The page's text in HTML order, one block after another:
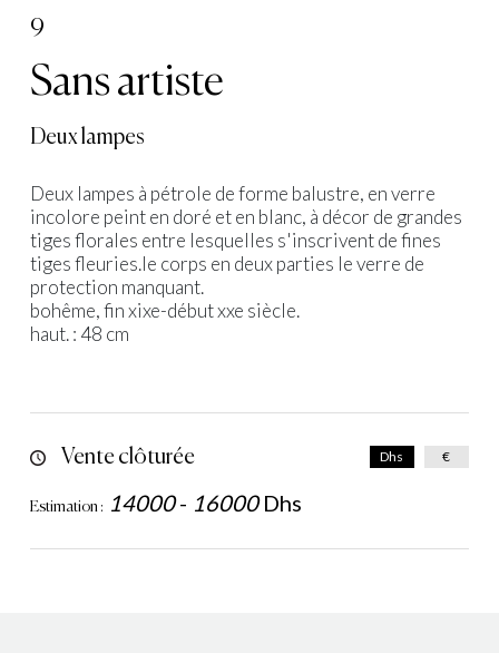
9
Sans artiste
Deux lampes
Deux lampes à pétrole de forme balustre, en verre
incolore peint en doré et en blanc, à décor de grandes
tiges florales entre lesquelles s'inscrivent de fines
tiges fleuries.le corps en deux parties le verre de
protection manquant.
bohême, fin xixe-début xxe siècle.
haut. : 48 cm
Vente clôturée
Estimation : 14000- 16000 Dhs
Dhs €